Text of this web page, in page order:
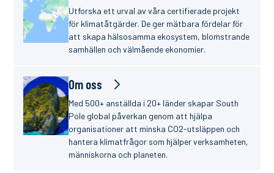
Utforska ett urval av våra certifierade projekt
för klimatåtgärder. De ger mätbara fördelar för
att skapa hälsosamma ekosystem, blomstrande
samhällen och välmående ekonomier.
Om oss
Med 500+ anställda i 20+ länder skapar South
Pole global påverkan genom att hjälpa
organisationer att minska CO2-utsläppen och
hantera klimatfrågor som hjälper verksamheten,
människorna och planeten.